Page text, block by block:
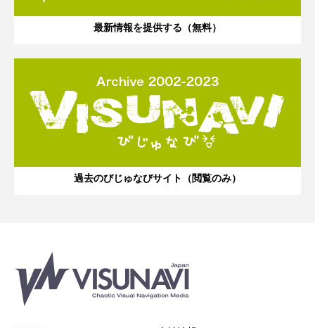
最新情報を提供する（無料）
過去のびじゅなびサイト（閲覧のみ）